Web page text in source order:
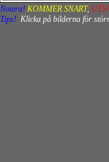
Notera! KOMMER SNART,
Tips! Klicka på bilderna för